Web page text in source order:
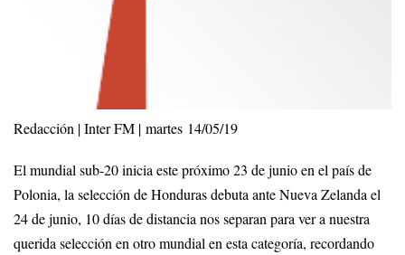
Redacción | Inter FM | martes 14/05/19
El mundial sub-20 inicia este próximo 23 de junio en el país de
Polonia, la selección de Honduras debuta ante Nueva Zelanda el
24 de junio, 10 días de distancia nos separan para ver a nuestra
querida selección en otro mundial en esta categoría, recordando